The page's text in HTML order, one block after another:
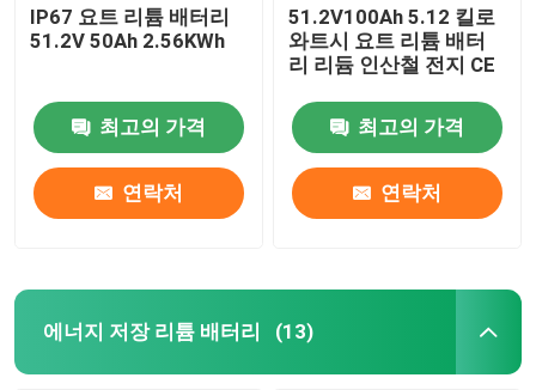
IP67 요트 리튬 배터리
51.2V 50Ah 2.56KWh
최고의 가격
연락처
51.2V100Ah 5.12 킬로
와트시 요트 리튬 배터
리 리듐 인산철 전지 CE
최고의 가격
연락처
에너지 저장 리튬 배터리 (13)